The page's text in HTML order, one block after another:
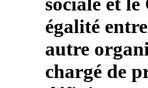
égalité
autre
chargé de